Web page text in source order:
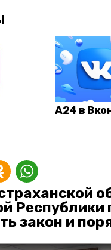
А24 в
Республики
закон и